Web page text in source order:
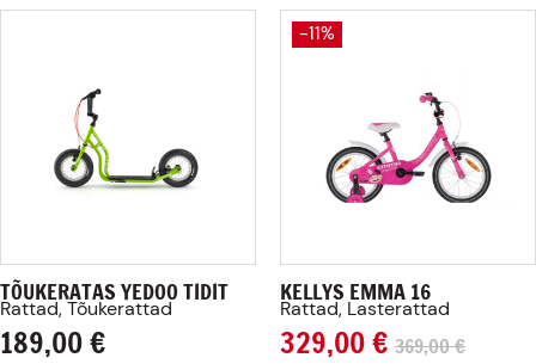
TÕUKERATAS YEDOO TIDIT
Rattad, Tõukerattad
189,00€
-11%
KELLYS EMMA 16
Rattad, Lasterattad
329,00€ 369,00€